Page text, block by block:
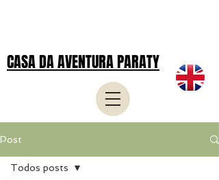
CASA DA AVENTURA PARATY
Post
Todos posts